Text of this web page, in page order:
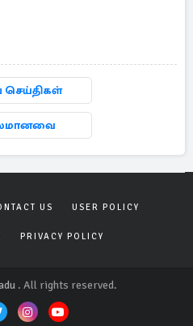
செய்திகள்
US USER POLICY
PRIVACY POLICY
. All rights reserved.